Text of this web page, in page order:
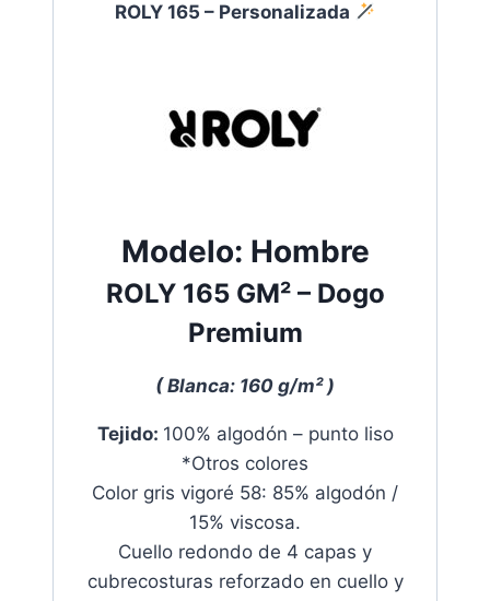
ROLY 165 – Personalizada
Modelo: Hombre
ROLY 165 GM²– Dogo
Premium
( Blanca: 160 g/m² )
Tejido: 100% algodón – punto liso
*Otros colores
Color gris vigoré 58: 85% algodón /
15% viscosa.
Cuello redondo de 4 capas y
cubrecosturas reforzado en cuello y